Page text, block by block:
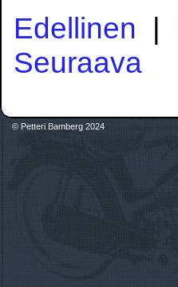
Edellinen |
Seuraava
© Petteri Bamberg 2024